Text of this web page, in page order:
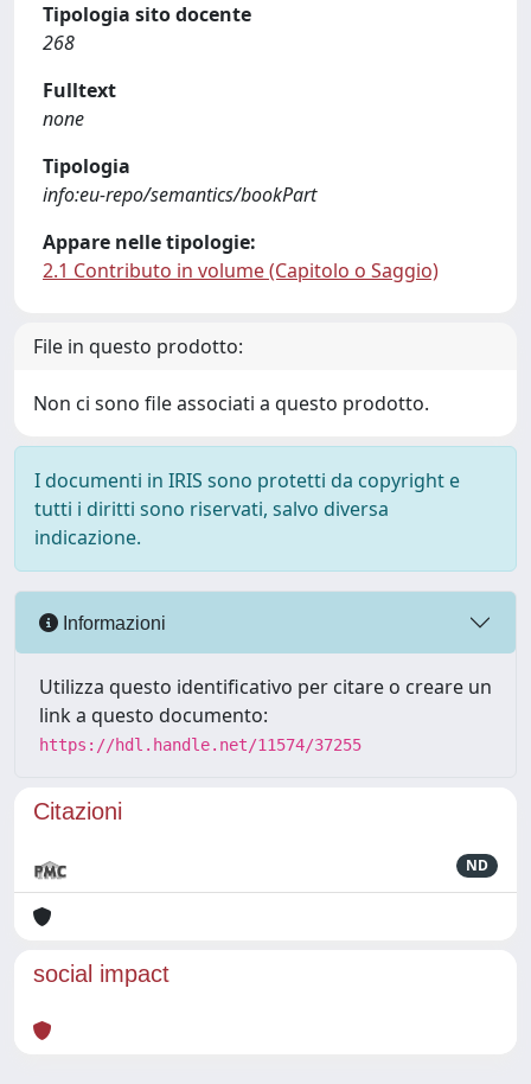
Tipologia sito docente
268
Fulltext
none
Tipologia
info:eu-repo/semantics/bookPart
Appare nelle tipologie:
2.1 Contributo in volume (Capitolo o Saggio)
File in questo prodotto:
Non ci sono file associati a questo prodotto.
I documenti in IRIS sono protetti da copyright e
tutti i diritti sono riservati, salvo diversa
indicazione.
Informazioni
Utilizza questo identificativo per citare o creare un
link a questo documento:
https://hdl.handle.net/11574/37255
Citazioni
ND
social impact